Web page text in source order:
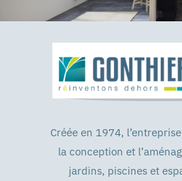
Créée en 1974,
la conception et
jardins, piscines et